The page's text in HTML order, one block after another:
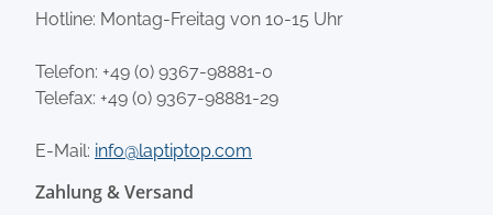
Hotline: Montag-Freitag von 10-15 Uhr
Telefon: +49 (0) 9367-98881-0
Telefax: +49 (0) 9367-98881-29
E-Mail: info@laptiptop.com
Zahlung & Versand